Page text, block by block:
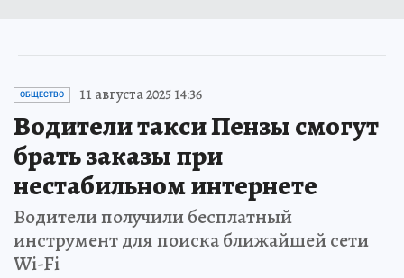
ОБЩЕСТВО 11 августа 2025 14:36
Водители такси Пензы смогут
брать заказы при
нестабильном интернете
Водители получили бесплатный
инструмент для поиска ближайшей сети
Wi-Fi